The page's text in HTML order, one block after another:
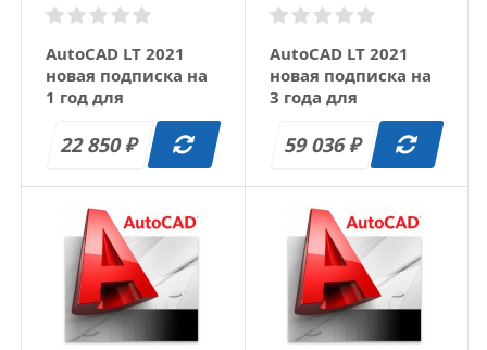
AutoCAD LT 2021
новая подписка на
1 год для
коммерческой
организации (1
пользователь)
22 850₽
AutoCAD LT 2021
новая подписка на
3 года для
коммерческой
организации (1
пользователь)
59 036₽